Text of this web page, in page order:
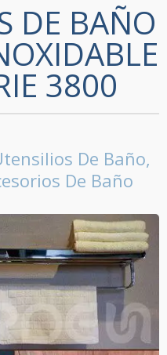
DE BAÑO
3800
De Baño,
De Baño